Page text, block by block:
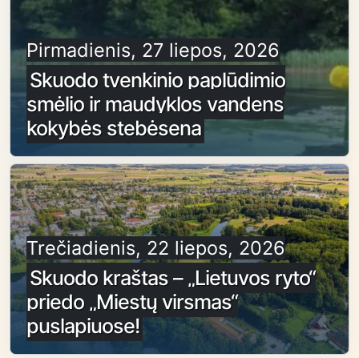
Pirmadienis, 27 liepos, 2026
Skuodo tvenkinio paplūdimio
smėlio ir maudyklos vandens
kokybės stebėsena
Trečiadienis, 22 liepos, 2026
Skuodo kraštas – „Lietuvos ryto“
priedo „Miestų virsmas“
puslapiuose!